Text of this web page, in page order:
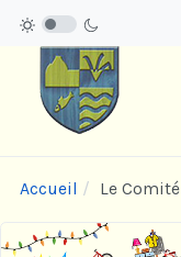
Accueil Le Comité